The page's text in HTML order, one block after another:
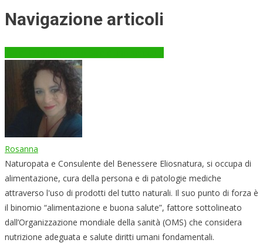
Navigazione articoli
Rosanna
Naturopata e Consulente del Benessere Eliosnatura, si occupa di
alimentazione, cura della persona e di patologie mediche
attraverso l'uso di prodotti del tutto naturali. Il suo punto di forza è
il binomio “alimentazione e buona salute”, fattore sottolineato
dall’Organizzazione mondiale della sanità (OMS) che considera
nutrizione adeguata e salute diritti umani fondamentali.